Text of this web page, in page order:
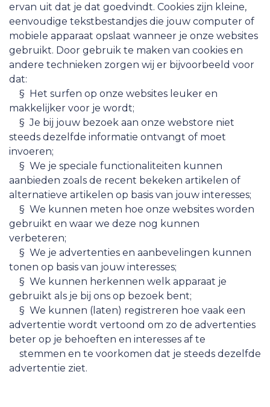
ervan uit dat je dat goedvindt. Cookies zijn kleine,
eenvoudige tekstbestandjes die jouw computer of
mobiele apparaat opslaat wanneer je onze websites
gebruikt. Door gebruik te maken van cookies en
andere technieken zorgen wij er bijvoorbeeld voor
dat:
​§ Het surfen op onze websites leuker en
makkelijker voor je wordt;
​§ Je bij jouw bezoek aan onze webstore niet
steeds dezelfde informatie ontvangt of moet
invoeren;
​§ We je speciale functionaliteiten kunnen
aanbieden zoals de recent bekeken artikelen of
alternatieve artikelen op basis van jouw interesses;
​§ We kunnen meten hoe onze websites worden
gebruikt en waar we deze nog kunnen
verbeteren;
​§ We je advertenties en aanbevelingen kunnen
tonen op basis van jouw interesses;
​§ We kunnen herkennen welk apparaat je
gebruikt als je bij ons op bezoek bent;
​§ We kunnen (laten) registreren hoe vaak een
advertentie wordt vertoond om zo de advertenties
beter op je behoeften en interesses af te
​stemmen en te voorkomen dat je steeds dezelfde
advertentie ziet.